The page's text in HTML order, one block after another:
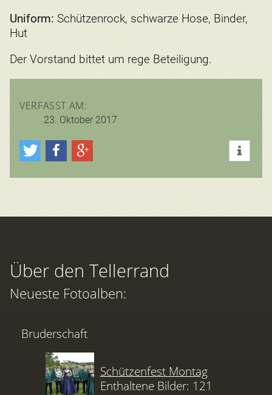
Uniform: Schützenrock, schwarze Hose, Binder,
Hut
Der Vorstand bittet um rege Beteiligung.
VERFASST AM:
23. Oktober 2017
Über den Tellerrand
Neueste Fotoalben:
Bruderschaft
Schützenfest Montag
Enthaltene Bilder: 121